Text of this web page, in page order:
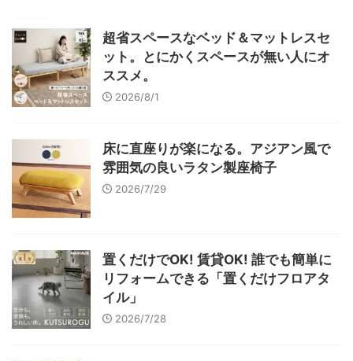
超省スペースなベッド＆マットレスセ
ット。とにかくスペースが無い人にオ
ススメ。
2026/8/1
床に直座りが楽になる。アジアン風で
雰囲気の良いラタン製座椅子
2026/7/29
置くだけでOK! 賃貸OK! 誰でも簡単に
リフォームできる「置くだけフロアタ
イル」
2026/7/28